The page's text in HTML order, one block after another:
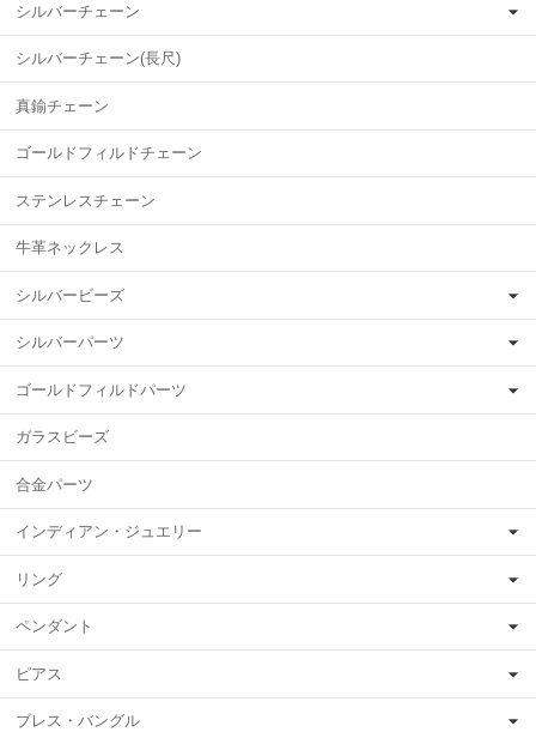
シルバーチェーン
シルバーチェーン(長尺)
真鍮チェーン
ゴールドフィルドチェーン
ステンレスチェーン
牛革ネックレス
シルバービーズ
シルバーパーツ
ゴールドフィルドパーツ
ガラスビーズ
合金パーツ
インディアン・ジュエリー
リング
ペンダント
ピアス
ブレス・バングル